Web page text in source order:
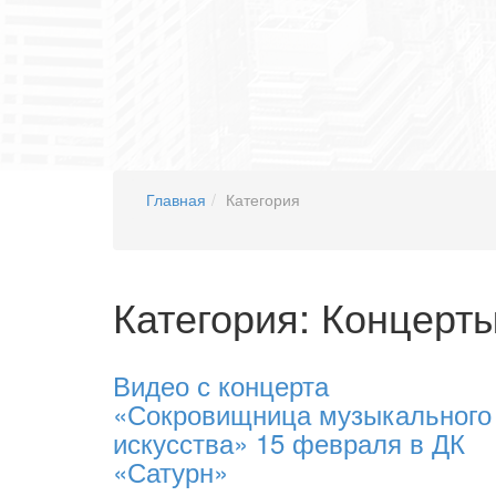
Главная Категория
Категория:
Видео с концерта
«Сокровищница музыкального
искусства» 15 февраля в ДК
«Сатурн»